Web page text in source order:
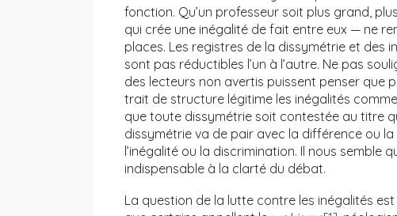
fonction. Qu’un professeur soit plus grand,
qui crée une inégalité de fait entre eux — ne
places. Les registres de la dissymétrie et des
sont pas réductibles l’un à l’autre. Ne pas
des lecteurs non avertis puissent penser que
trait de structure légitime les inégalités
que toute dissymétrie soit contestée au titre
dissymétrie va de pair avec la différence ou la
l’inégalité ou la discrimination. Il nous semble
indispensable à la clarté du débat.
La question de la lutte contre les inégalités